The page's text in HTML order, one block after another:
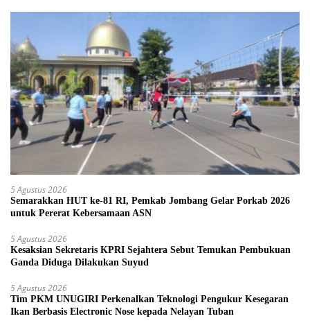
5 Agustus 2026
Semarakkan HUT ke-81 RI, Pemkab Jombang Gelar Porkab 2026
untuk Pererat Kebersamaan ASN
5 Agustus 2026
Kesaksian Sekretaris KPRI Sejahtera Sebut Temukan Pembukuan
Ganda Diduga Dilakukan Suyud
5 Agustus 2026
Tim PKM UNUGIRI Perkenalkan Teknologi Pengukur Kesegaran
Ikan Berbasis Electronic Nose kepada Nelayan Tuban